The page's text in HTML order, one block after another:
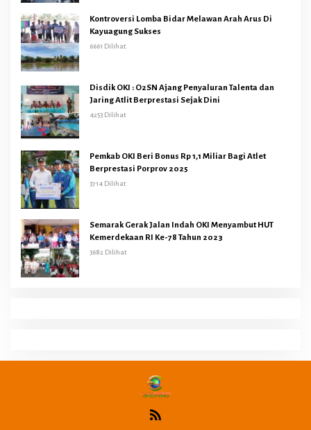
Kontroversi Lomba Bidar Melawan Arah Arus Di
Kayuagung Sukses
6661 Dilihat
Disdik OKI : O2SN Ajang Penyaluran Talenta dan
Jaring Atlit Berprestasi Sejak Dini
4253 Dilihat
Pemkab OKI Beri Bonus Rp 1,1 Miliar Bagi Atlet
Berprestasi Porprov 2025
3714 Dilihat
Semarak Gerak Jalan Indah OKI Menyambut HUT
Kemerdekaan RI Ke-78 Tahun 2023
3682 Dilihat